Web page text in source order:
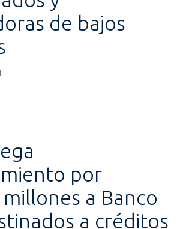
de bajos
por
millones a Banco
a créditos